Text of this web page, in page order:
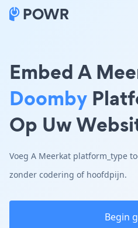
Embed A
Doomby
Op Uw
Voeg A Meerkat platform_type
zonder codering of hoofdpijn.
Begin